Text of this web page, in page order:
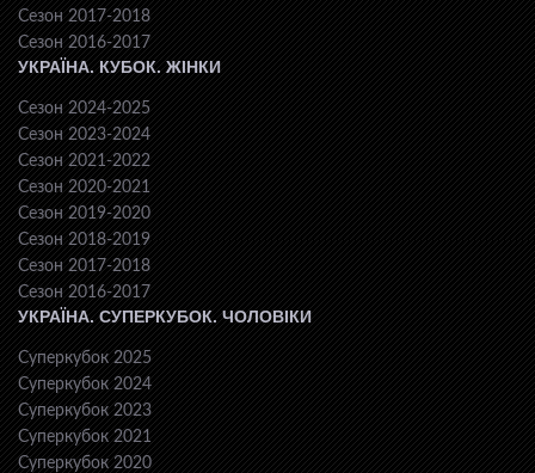
Сезон 2017-2018
Сезон 2016-2017
УКРАЇНА. КУБОК. ЖІНКИ
Сезон 2024-2025
Сезон 2023-2024
Сезон 2021-2022
Сезон 2020-2021
Сезон 2019-2020
Сезон 2018-2019
Сезон 2017-2018
Сезон 2016-2017
УКРАЇНА. СУПЕРКУБОК. ЧОЛОВІКИ
Суперкубок 2025
Суперкубок 2024
Суперкубок 2023
Суперкубок 2021
Суперкубок 2020